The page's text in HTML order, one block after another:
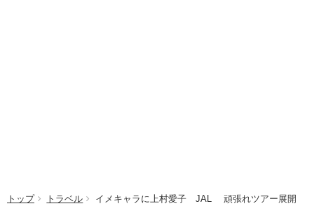
トップ トラベル イメキャラに上村愛子 JAL 頑張れツアー展開